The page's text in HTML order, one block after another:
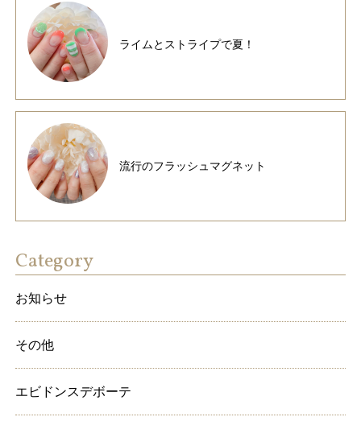
ライムとストライプで夏！
流行のフラッシュマグネット
Category
お知らせ
その他
エビドンスデボーテ